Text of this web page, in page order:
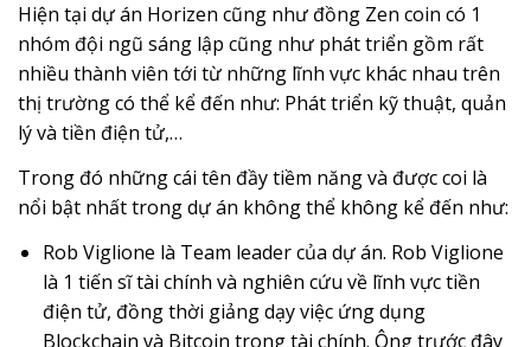
Hiện tại dự án Horizen cũng như đồng Zen coin có 1
nhóm đội ngũ sáng lập cũng như phát triển gồm rất
nhiều thành viên tới từ những lĩnh vực khác nhau trên
thị trường có thể kể đến như: Phát triển kỹ thuật, quản
lý và tiền điện tử,…
Trong đó những cái tên đầy tiềm năng và được coi là
nổi bật nhất trong dự án không thể không kể đến như:
Rob Viglione là Team leader của dự án. Rob Viglione
là 1 tiến sĩ tài chính và nghiên cứu về lĩnh vực tiền
điện tử, đồng thời giảng dạy việc ứng dụng
Blockchain và Bitcoin trong tài chính. Ông trước đây